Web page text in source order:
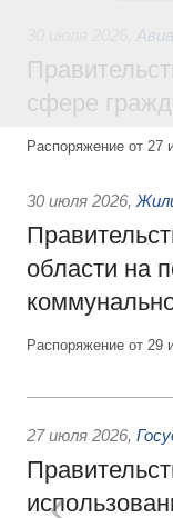
сфере
Распоряжение от
30 июля 2026,
области на
Распоряжение от
27 июля 2026,